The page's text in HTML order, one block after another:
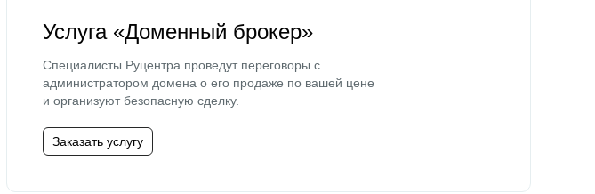
Услуга «Доменный брокер»
Специалисты Руцентра проведут переговоры с
администратором домена о его продаже по вашей цене
и организуют безопасную сделку.
Заказать услугу